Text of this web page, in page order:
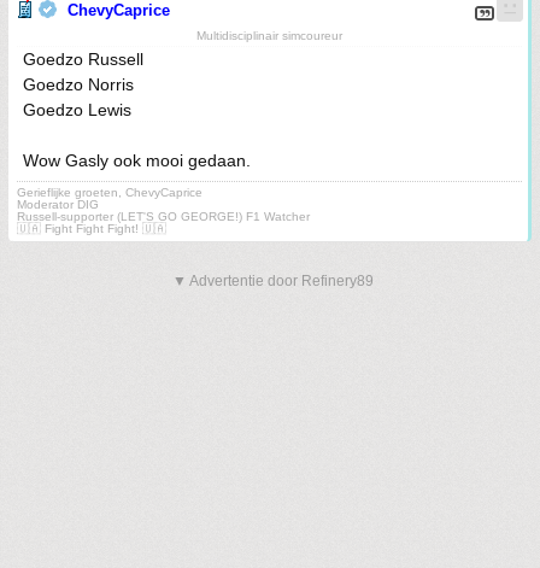
ChevyCaprice
Multidisciplinair simcoureur
Goedzo Russell
Goedzo Norris
Goedzo Lewis
Wow Gasly ook mooi gedaan.
Gerieflijke groeten, ChevyCaprice
Moderator DIG
Russell-supporter (LET'S GO GEORGE!) F1 Watcher
🇺🇦 Fight Fight Fight! 🇺🇦
▼ Advertentie door Refinery89